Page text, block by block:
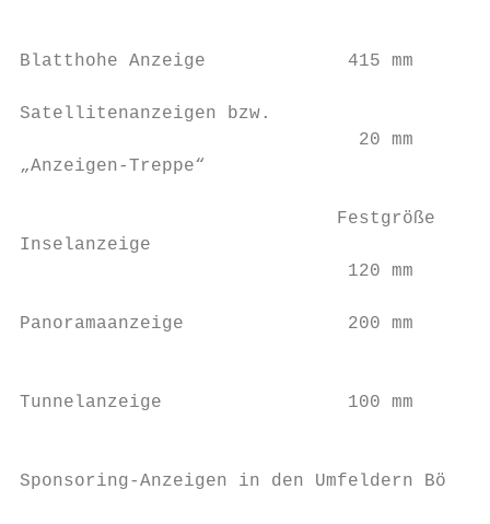
Blatthohe Anzeige             415 mm
Satellitenanzeigen bzw.
20 mm
„Anzeigen-Treppe“
Festgröße
Inselanzeige
120 mm
Panoramaanzeige               200 mm
Tunnelanzeige                 100 mm
Sponsoring-Anzeigen in den Umfeldern